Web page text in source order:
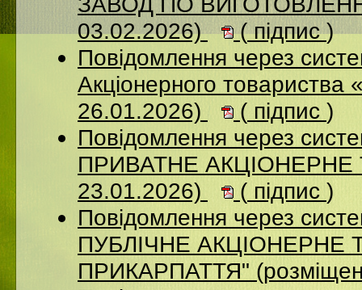
03.02.2026)
(підпис)
Повідомлення через
Акціонерного
26.01.2026)
( підпис )
Повідомлення через
ПРИВАТНЕ АКЦІОНЕРНЕ
23.01.2026)
( підпис )
Повідомлення через
ПУБЛІЧНЕ АКЦІОНЕРНЕ
ПРИКАРПАТТЯ"